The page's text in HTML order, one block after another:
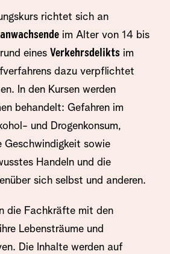
richtet sich an
im Alter von 14 bis
eines Verkehrsdelikts im
dazu verpflichtet
In den Kursen werden
behandelt: Gefahren im
und Drogenkonsum,
sowie
Handeln und die
sich selbst und anderen.
die Fachkräfte mit den
Lebensträume und
Die Inhalte werden auf